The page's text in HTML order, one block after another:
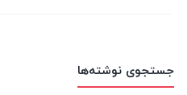
جستجوی نوشته‌ها